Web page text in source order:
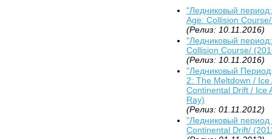
"Ледниковый
Age: Collision
(Релиз: 10.11.2016)
"Ледниковый
Collision Course/
(Релиз: 10.11.2016)
"Ледниковый
2: The Meltdown /
Continental Drift / Ice
Ray)
(Релиз: 01.11.2012)
"Ледниковый
Continental Drift/